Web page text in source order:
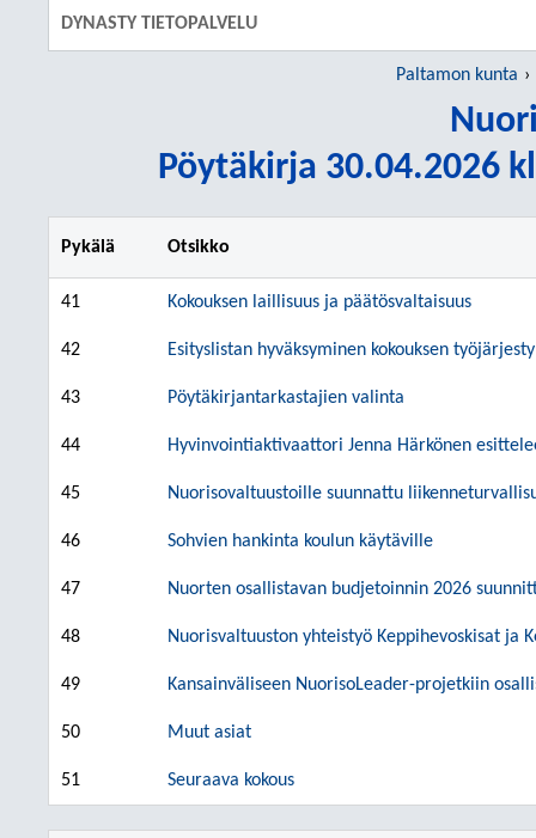
DYNASTY TIETOPALVELU
Paltamon kunta
Pöytäkirja 30.04.2026
Pykälä Otsikko
41 Kokouksen laillisuus ja päätösvaltaisuus
42 Esityslistan hyväksyminen kokouksen
43 Pöytäkirjantarkastajien valinta
44 Hyvinvointiaktivaattori Jenna Härkönen
45 Nuorisovaltuustoille suunnattu
46 Sohvien hankinta koulun käytäville
47 Nuorten osallistavan budjetoinnin 2026
48 Nuorisvaltuuston yhteistyö Keppihevoskisat ja
49 Kansainväliseen NuorisoLeader-projetkiin
50 Muut asiat
51 Seuraava kokous